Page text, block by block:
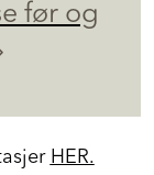
før og
HER.